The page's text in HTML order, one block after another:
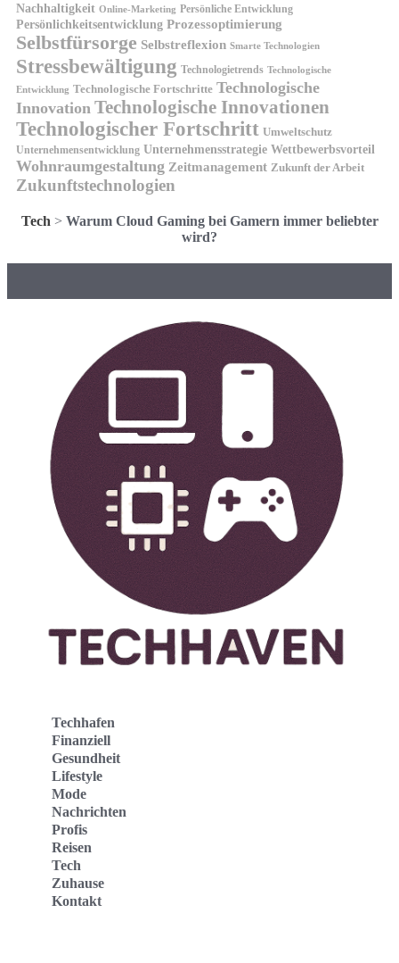
Nachhaltigkeit Online-Marketing Persönliche Entwicklung
Persönlichkeitsentwicklung Prozessoptimierung
Selbstfürsorge Selbstreflexion Smarte Technologien
Stressbewältigung Technologietrends Technologische
Entwicklung Technologische Fortschritte Technologische
Innovation Technologische Innovationen
Technologischer Fortschritt Umweltschutz
Unternehmensentwicklung Unternehmensstrategie Wettbewerbsvorteil
Wohnraumgestaltung Zeitmanagement Zukunft der Arbeit
Zukunftstechnologien
Tech > Warum Cloud Gaming bei Gamern immer beliebter
wird?
Techhafen
Finanziell
Gesundheit
Lifestyle
Mode
Nachrichten
Profis
Reisen
Tech
Zuhause
Kontakt